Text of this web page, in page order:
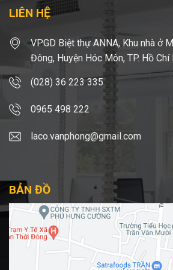
LIÊN HỆ
VPGD Biệt thự ANNA, Khu nhà ở
Đông, Huyện Hóc Môn, TP. Hồ Chí
(028) 36 223 335
0965 498 222
laco.vanphong@gmail.com
BẢN ĐỒ